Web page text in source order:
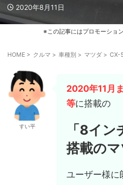
2020年8月11日
※この記事にはプロモーショ
HOME > クルマ > 車種別 > マツダ > CX-
すい平
2020年11月
等に搭載の
「8イン
搭載の
ユーザー様に